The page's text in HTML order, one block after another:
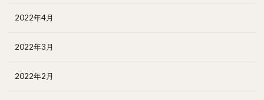
2022年4月
2022年3月
2022年2月